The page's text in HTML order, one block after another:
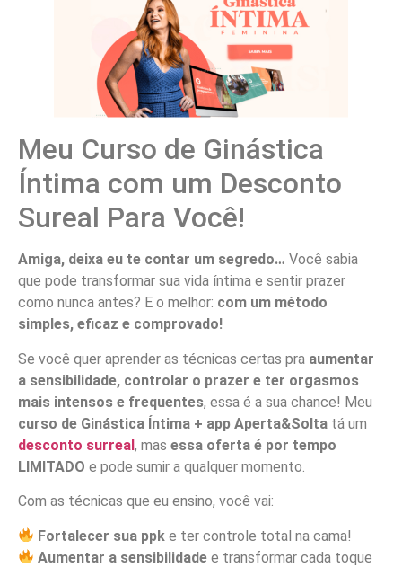
Meu Curso de Ginástica
Íntima com um Desconto
Sureal Para Você!
Amiga, deixa eu te contar um segredo… Você sabia
que pode transformar sua vida íntima e sentir prazer
como nunca antes? E o melhor: com um método
simples, eficaz e comprovado!
Se você quer aprender as técnicas certas pra aumentar
a sensibilidade, controlar o prazer e ter orgasmos
mais intensos e frequentes, essa é a sua chance! Meu
curso de Ginástica Íntima + app Aperta&Solta tá um
desconto surreal, mas essa oferta é por tempo
LIMITADO e pode sumir a qualquer momento.
Com as técnicas que eu ensino, você vai:
Fortalecer sua ppk e ter controle total na cama!
Aumentar a sensibilidade e transformar cada toque